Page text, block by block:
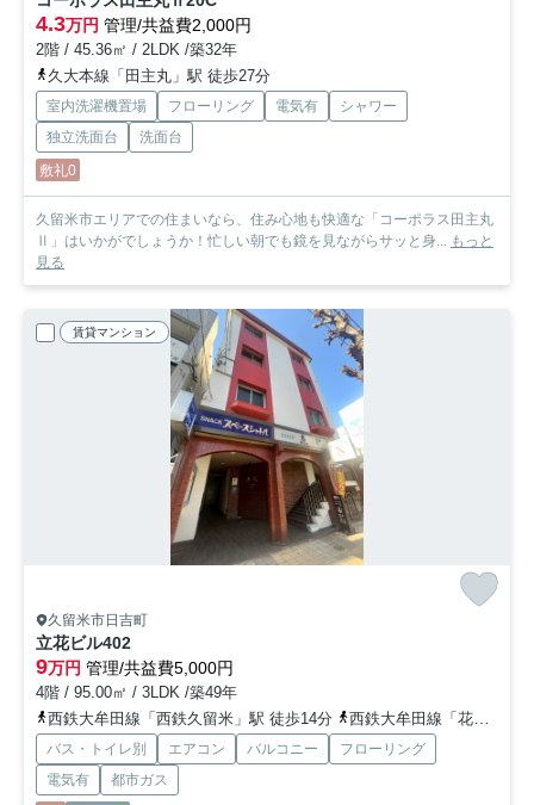
4.3万円 管理/共益費2,000円
2階 / 45.36㎡ / 2LDK /築32年
久大本線「田主丸」駅 徒歩27分
室内洗濯機置場 フローリング 電気有
シャワー
独立洗面台
洗面台
敷礼0
久留米市エリアでの住まいなら、住み心地も快適な「コーポラス田主丸
Ⅱ」はいかがでしょうか！忙しい朝でも鏡を見ながらサッと身...
もっと
見る
賃貸マンション
久留米市日吉町
立花ビル402
9万円 管理/共益費5,000円
4階 / 95.00㎡ / 3LDK /築49年
西鉄大牟田線「西鉄久留米」駅 徒歩14分
西鉄大牟田線「花畑」駅 徒歩17分
バス・トイレ別 エアコン バルコニー
フローリング
電気有
都市ガス